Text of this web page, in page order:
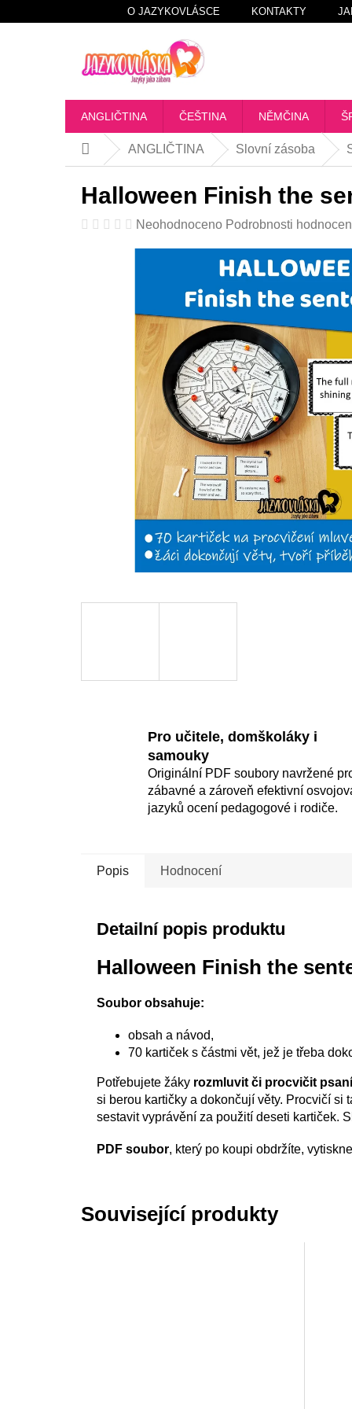
na
O JAZYKOVLÁSCE KONTAKTY
ANGLIČTINA ČEŠTINA NĚMČINA
DomůANGLIČTINA Slovní zásoba
Halloween Finish the
Průměrné
produktu
hvězdiček.
Neohodnoceno Podrobnosti
Pro učitele, domškoláky i
samouky
Originální PDF soubory navržené
zábavné a zároveň efektivní
jazyků ocení pedagogové i rodiče.
Popis Hodnocení
Detailní popis produktu
Halloween Finish the
Soubor obsahuje:
obsah a návod,
70 kartiček s částmi vět, jež je třeba
Potřebujete žáky rozmluvit či procvičit
si berou kartičky a dokončují věty. Procvičí si
sestavit vyprávění za použití deseti kartiček.
PDF soubor, který po koupi obdržíte,
Související produkty